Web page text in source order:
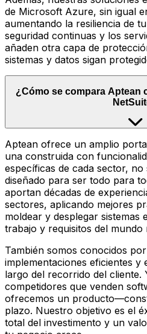
de Microsoft Azure, sin igual
aumentando la resiliencia de
seguridad continuas y los
añaden otra capa de
sistemas y datos sigan
¿Cómo se compara Aptean
Aptean ofrece un amplio
una construida con
específicas de cada sector,
diseñado para ser todo para
aportan décadas de
sectores, aplicando mejores
moldear y desplegar sistemas
trabajo y requisitos del mundo
También somos conocidos
implementaciones eficientes
largo del recorrido del cliente.
competidores que venden
ofrecemos un
plazo. Nuestro objetivo es el
total del investimento y un